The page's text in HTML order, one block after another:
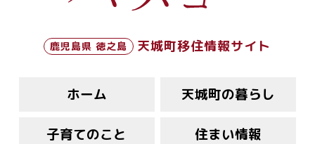
鹿児島県 徳之島 天城町移住情報サイト
ホーム 天城町の暮らし
子育てのこと 住まい情報